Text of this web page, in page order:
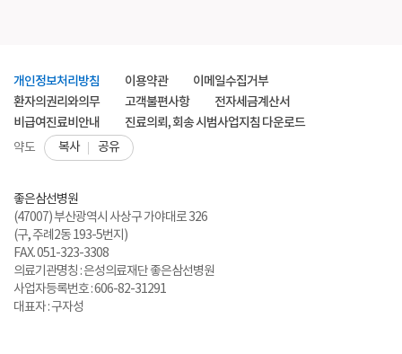
개인정보처리방침 이용약관
이메일수집거부
환자의권리와의무
고객불편사항
전자세금계산서
비급여진료비안내
진료의뢰, 회송 시범사업지침 다운로드
약도 복사 공유
좋은삼선병원
(47007) 부산광역시 사상구 가야대로 326
(구, 주례2동 193-5번지)
FAX. 051-323-3308
의료기관명칭 : 은성의료재단 좋은삼선병원
사업자등록번호 : 606-82-31291
대표자 : 구자성